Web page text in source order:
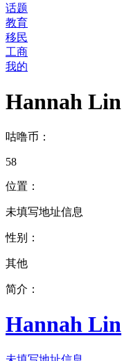
话题
教育
移民
工商
我的
Hannah Lin
咕噜币：
58
位置：
未填写地址信息
性别：
其他
简介：
Hannah Lin